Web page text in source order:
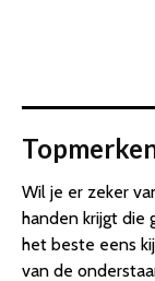
Wil je er zeker
handen krijgt die
het beste eens
van de